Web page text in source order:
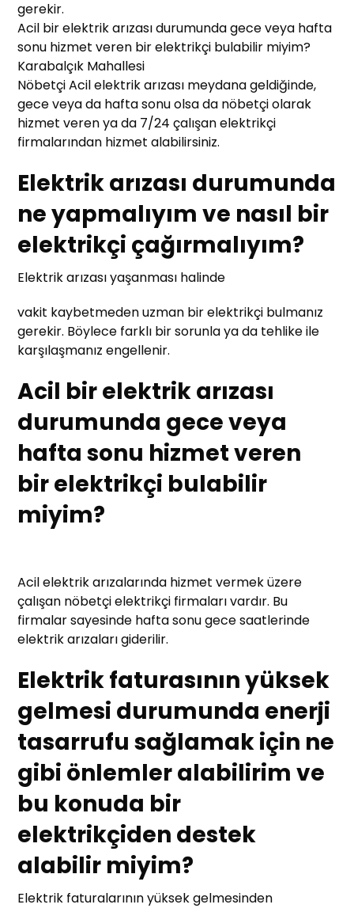
gerekir.
Acil bir elektrik arızası durumunda gece veya hafta
sonu hizmet veren bir elektrikçi bulabilir miyim?
Karabalçık Mahallesi
Nöbetçi Acil elektrik arızası meydana geldiğinde,
gece veya da hafta sonu olsa da nöbetçi olarak
hizmet veren ya da 7/24 çalışan elektrikçi
firmalarından hizmet alabilirsiniz.
Elektrik arızası durumunda
ne yapmalıyım ve nasıl bir
elektrikçi çağırmalıyım?
Elektrik arızası yaşanması halinde
vakit kaybetmeden uzman bir elektrikçi bulmanız
gerekir. Böylece farklı bir sorunla ya da tehlike ile
karşılaşmanız engellenir.
Acil bir elektrik arızası
durumunda gece veya
hafta sonu hizmet veren
bir elektrikçi bulabilir
miyim?
Acil elektrik arızalarında hizmet vermek üzere
çalışan nöbetçi elektrikçi firmaları vardır. Bu
firmalar sayesinde hafta sonu gece saatlerinde
elektrik arızaları giderilir.
Elektrik faturasının yüksek
gelmesi durumunda enerji
tasarrufu sağlamak için ne
gibi önlemler alabilirim ve
bu konuda bir
elektrikçiden destek
alabilir miyim?
Elektrik faturalarının yüksek gelmesinden